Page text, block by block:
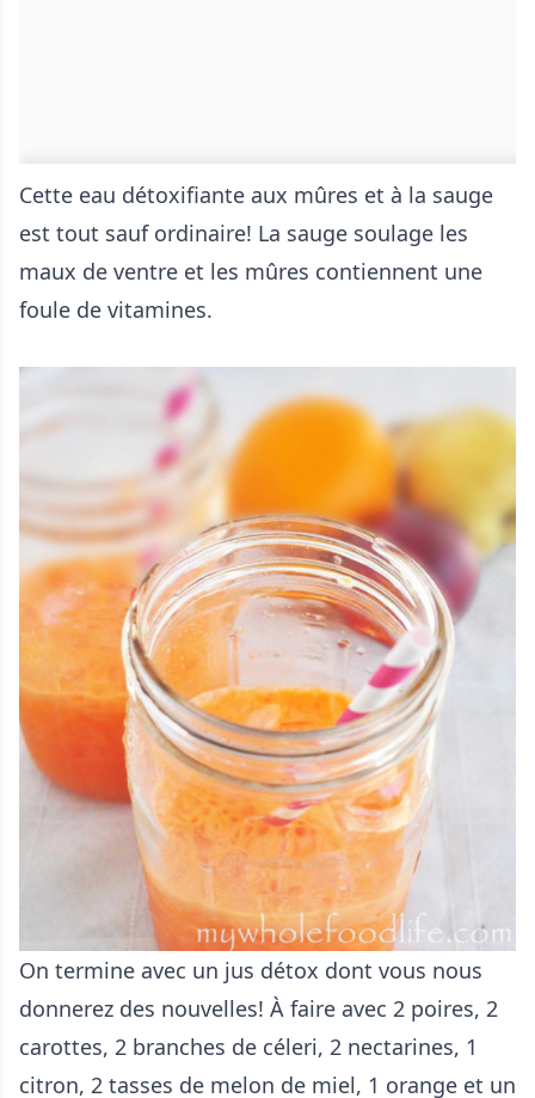
Cette eau détoxifiante aux mûres et à la sauge
est tout sauf ordinaire! La sauge soulage les
maux de ventre et les mûres contiennent une
foule de vitamines.
On termine avec un jus détox dont vous nous
donnerez des nouvelles! À faire avec 2 poires, 2
carottes, 2 branches de céleri, 2 nectarines, 1
citron, 2 tasses de melon de miel, 1 orange et un